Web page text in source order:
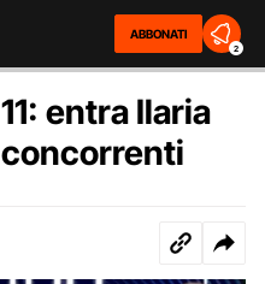
ABBONATI
2
entra Ilaria